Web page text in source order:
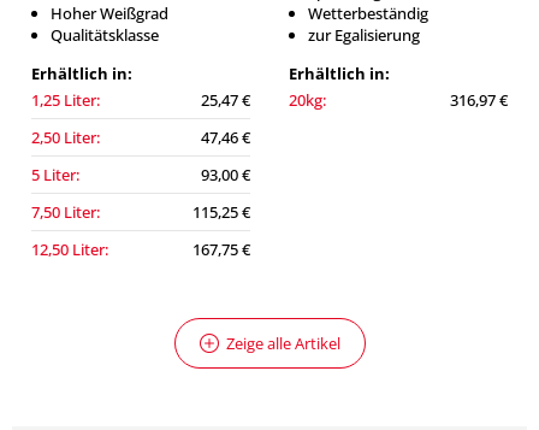
Hoher Weißgrad
Qualitätsklasse
Erhältlich in:
1,25 Liter:
25,47 €
2,50 Liter:
47,46 €
5 Liter:
93,00 €
7,50 Liter:
115,25 €
12,50 Liter:
167,75 €
Wetterbeständig
zur Egalisierung
Erhältlich in:
20kg:
316,97 €
Zeige alle Artikel